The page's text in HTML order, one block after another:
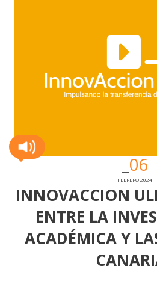
06
FEBRERO 2024
INNOVACCION
ENTRE LA
ACADÉMICA Y